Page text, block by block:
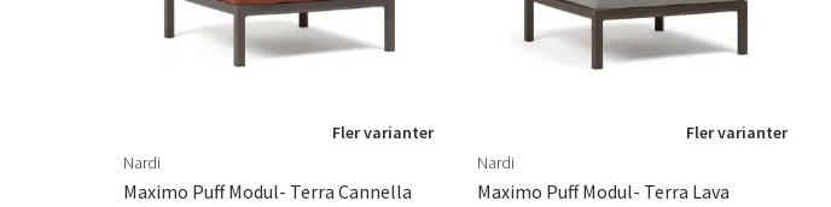
Fler varianter
Nardi
Maximo Puff Modul- Terra Cannella
Fler varianter
Nardi
Maximo Puff Modul- Terra Lava